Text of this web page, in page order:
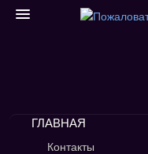
ГЛАВНАЯ
Контакты